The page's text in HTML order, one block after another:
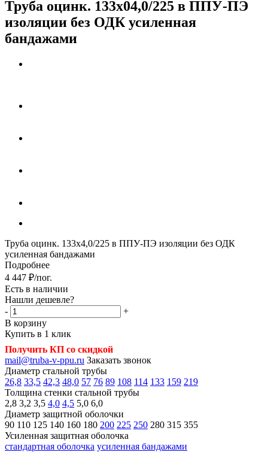
Труба оцинк. 133х04,0/225 в ППУ-ПЭ
изоляции без ОДК усиленная
бандажами
Труба оцинк. 133х4,0/225 в ППУ-ПЭ изоляции без ОДК
усиленная бандажами
Подробнее
4 447 ₽/пог.
Есть в наличии
Нашли дешевле?
-
+
В корзину
Купить в 1 клик
Получить КП со скидкой
mail@truba-v-ppu.ru Заказать звонок
Диаметр стальной трубы
26,8 33,5 42,3 48,0 57 76 89 108 114 133 159 219
Толщина стенки стальной трубы
2,8 3,2 3,5 4,0 4,5 5,0 6,0
Диаметр защитной оболочки
90 110 125 140 160 180 200 225 250 280 315 355
Усиленная защитная оболочка
стандартная оболочка усиленная бандажами